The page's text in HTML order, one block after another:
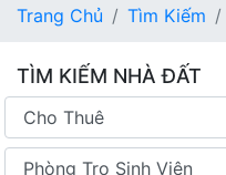
Trang Chủ Tìm Kiếm
TÌM KIẾM NHÀ ĐẤT